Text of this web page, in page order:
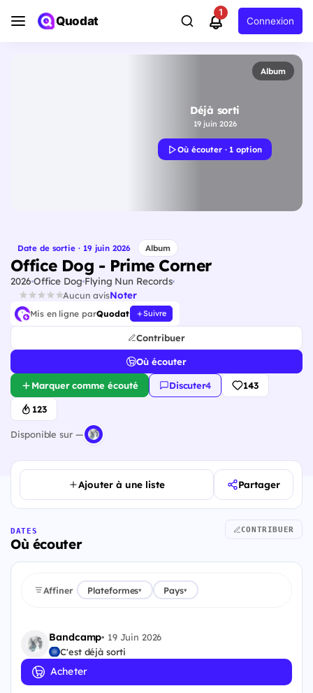
Quodat
1
Connexion
Album
Déjà sorti
19 juin 2026
Où écouter · 1 option
Date de sortie · 19 juin 2026 Album
Office Dog - Prime Corner
2026 Office Dog Flying Nun Records
Aucun avisNoter
Mis en ligne parQuodat Suivre
Contribuer
Où écouter
Marquer comme écouté Discuter·4 143
123
Disponible sur —
Ajouter à une liste Partager
DATES
Où écouter
CONTRIBUER
Affiner Plateformes▾ Pays▾
Bandcamp• 19 Juin 2026
C'est déjà sorti
Acheter